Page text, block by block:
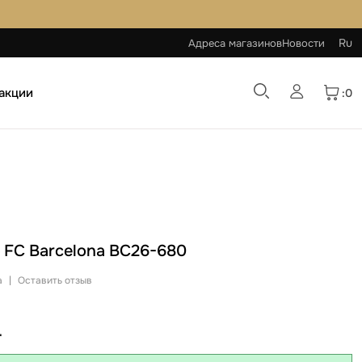
Адреса магазиновНовости Ru
:0
Barcelona BC26-680
| Оставить отзыв